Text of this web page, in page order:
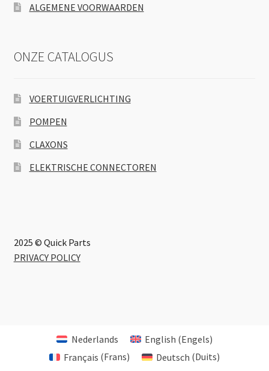
ALGEMENE VOORWAARDEN
ONZE CATALOGUS
VOERTUIGVERLICHTING
POMPEN
CLAXONS
ELEKTRISCHE CONNECTOREN
2025 © Quick Parts
PRIVACY POLICY
Nederlands English (Engels)
Français (Frans) Deutsch (Duits)